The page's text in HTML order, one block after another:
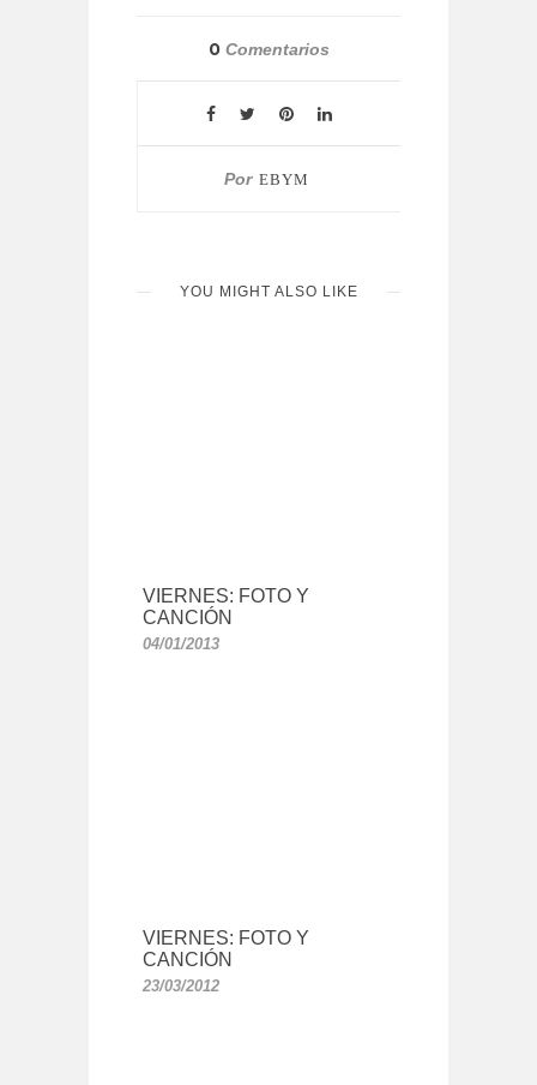
0Comentarios
Por EBYM
YOU MIGHT ALSO LIKE
VIERNES: FOTO Y
CANCIÓN
04/01/2013
VIERNES: FOTO Y
CANCIÓN
23/03/2012